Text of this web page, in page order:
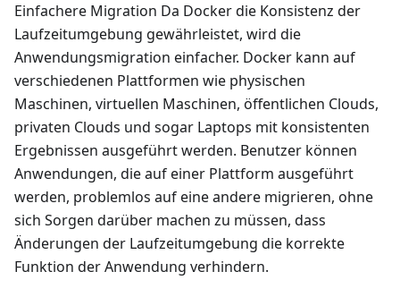
Einfachere Migration Da Docker die Konsistenz der
Laufzeitumgebung gewährleistet, wird die
Anwendungsmigration einfacher. Docker kann auf
verschiedenen Plattformen wie physischen
Maschinen, virtuellen Maschinen, öffentlichen Clouds,
privaten Clouds und sogar Laptops mit konsistenten
Ergebnissen ausgeführt werden. Benutzer können
Anwendungen, die auf einer Plattform ausgeführt
werden, problemlos auf eine andere migrieren, ohne
sich Sorgen darüber machen zu müssen, dass
Änderungen der Laufzeitumgebung die korrekte
Funktion der Anwendung verhindern.